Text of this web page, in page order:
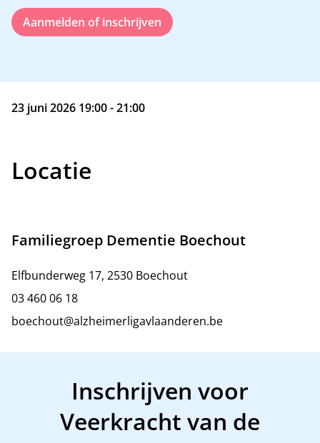
Aanmelden of inschrijven
23 juni 2026 19:00 - 21:00
Locatie
Familiegroep Dementie Boechout
Elfbunderweg 17, 2530 Boechout
03 460 06 18
boechout@alzheimerligavlaanderen.be
Inschrijven voor
Veerkracht van de